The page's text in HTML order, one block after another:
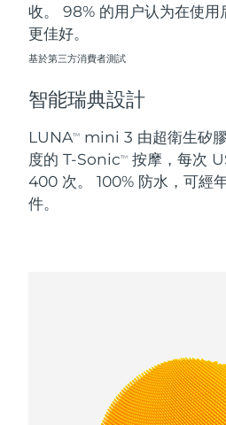
收。 98% 的用户认为在使用
更佳好。
基於第三方消費者測試
智能瑞典設計
LUNATM
mini 3 由超衛生矽
度的 T-SonicTM
按摩，每次
400 次。 100% 防水，可經
件。
瑞士
台灣
泰國
土耳其
阿拉伯聯合大公國